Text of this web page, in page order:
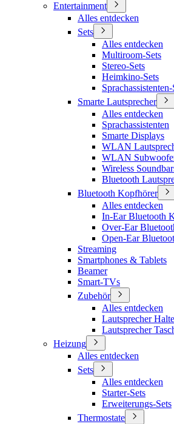
Entertainment
Alles entdecken
Sets
Alles entdecken
Multiroom-Sets
Stereo-Sets
Heimkino-Sets
Sprachassistenten-
Smarte Lautsprecher
Alles entdecken
Sprachassistenten
Smarte Displays
WLAN
WLAN
Wireless
Bluetooth
Bluetooth Kopfhörer
Alles entdecken
In-Ear Bluetooth
Over-Ear
Open-Ear
Streaming
Smartphones & Tablets
Beamer
Smart-TVs
Zubehör
Alles entdecken
Lautsprecher
Lautsprecher
Heizung
Alles entdecken
Sets
Alles entdecken
Starter-Sets
Erweiterungs-Sets
Thermostate